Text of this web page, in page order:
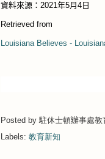
資料來源： 2021年5月 4 日
Retrieved from
Louisiana Believes -
Posted by 駐休士頓辦事處教
Labels: 教育新知